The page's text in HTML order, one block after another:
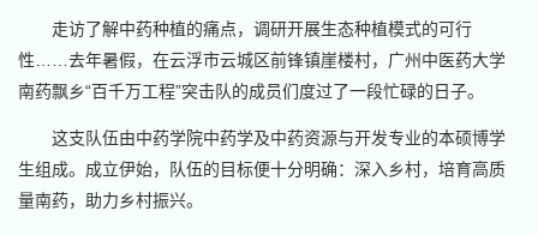
走访了解中药种植的痛点，调研开展生态种植模式的可行
性……去年暑假，在云浮市云城区前锋镇崖楼村，广州中医药大学
南药飘乡“百千万工程”突击队的成员们度过了一段忙碌的日子。
这支队伍由中药学院中药学及中药资源与开发专业的本硕博学
生组成。成立伊始，队伍的目标便十分明确：深入乡村，培育高质
量南药，助力乡村振兴。